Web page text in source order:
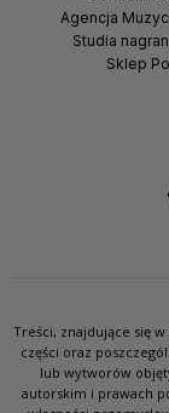
Agencja
Studia
Sklep
Treści, znajdujące się
części oraz
lub wytworów
autorskim i prawach